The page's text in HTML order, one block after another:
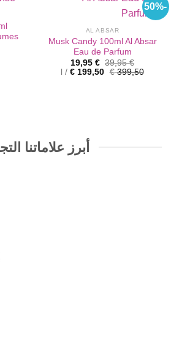
-50%
AL ABSAR
Musk Candy 100ml Al Absar
Eau de Parfum
39,95€
السعر
الأصلي
هو:
19,95 €
الحالي
399,50
€
199,50
€
/
أبرز علاماتنا